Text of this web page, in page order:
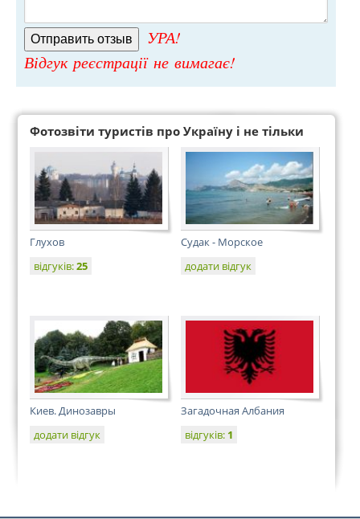
УРА!
Відгук реєстрації не вимагає!
Фотозвіти туристів про Україну і не тільки
Глухов
відгуків:25
Судак - Морское
додати відгук
Киев. Динозавры
додати відгук
Загадочная Албания
відгуків: 1